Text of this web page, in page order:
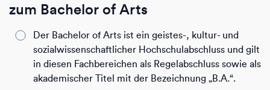
zum Bachelor of Arts
Der Bachelor of Arts ist ein geistes-, kultur- und
sozialwissenschaftlicher Hochschulabschluss und gilt
in diesen Fachbereichen als Regelabschluss sowie als
akademischer Titel mit der Bezeichnung „B.A.“.